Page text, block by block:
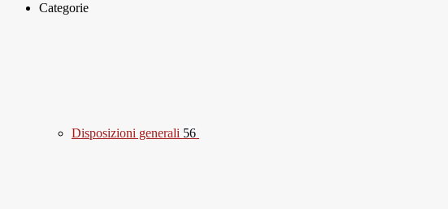
Categorie
Disposizioni generali 56